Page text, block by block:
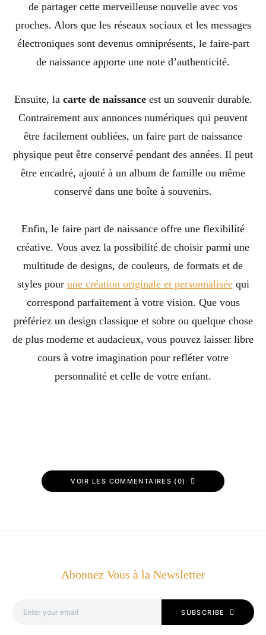
de partager cette merveilleuse nouvelle avec vos
proches. Alors que les réseaux sociaux et les messages
électroniques sont devenus omniprésents, le faire-part
de naissance apporte une note d’authenticité.
Ensuite, la carte de naissanceest un souvenir durable.
Contrairement aux annonces numériques qui peuvent
être facilement oubliées, un faire part de naissance
physique peut être conservé pendant des années. Il peut
être encadré, ajouté à un album de famille ou même
conservé dans une boîte à souvenirs.
Enfin, le faire part de naissance offre une flexibilité
créative. Vous avez la possibilité de choisir parmi une
multitude de designs, de couleurs, de formats et de
styles pour une création originale et personnaliséequi
correspond parfaitement à votre vision. Que vous
préfériez un design classique et sobre ou quelque chose
de plus moderne et audacieux, vous pouvez laisser libre
cours à votre imagination pour refléter votre
personnalité et celle de votre enfant.
VOIR LES COMMENTAIRES (0)
Abonnez Vous à la Newsletter
SUBSCRIBE